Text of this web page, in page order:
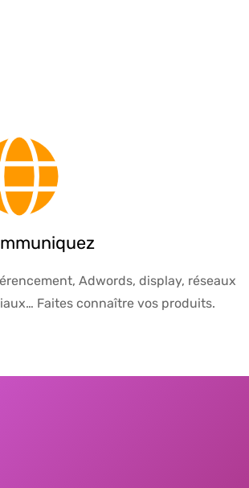
Adwords, display, réseaux
Faites connaître vos produits.